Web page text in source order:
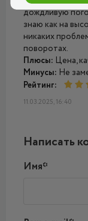
дождливую
знаю как на
никаких
поворотах.
Плюсы: Цена,
Минусы: Не
Рейтинг:
11.03.2025, 16:40
Написать
Имя*